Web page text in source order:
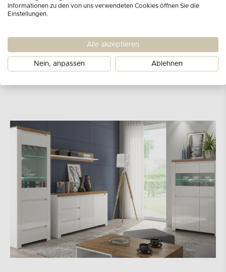
Abmessungen (50x50,5x40 cm) sollten sie
Schlafzimmern passen.
Informationen zu den von uns verwendeten Cookies öffnen Sie die
Einstellungen.
Alle akzeptieren
Nein, anpassen Ablehnen